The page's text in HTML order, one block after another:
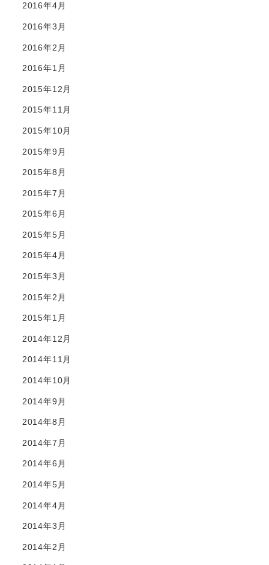
2016年4月
2016年3月
2016年2月
2016年1月
2015年12月
2015年11月
2015年10月
2015年9月
2015年8月
2015年7月
2015年6月
2015年5月
2015年4月
2015年3月
2015年2月
2015年1月
2014年12月
2014年11月
2014年10月
2014年9月
2014年8月
2014年7月
2014年6月
2014年5月
2014年4月
2014年3月
2014年2月